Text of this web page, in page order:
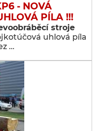
- NOVÁ
PÍLA !!!
stroje
uhlová píla
…